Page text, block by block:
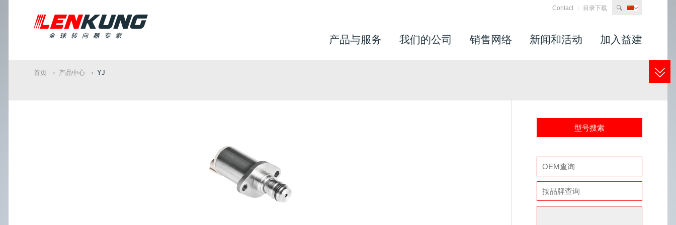
产品与服务 我们的公司 销售网络 新闻和活动 加入益建
Contact 目录下载
首页 产品中心 YJ
型号搜索